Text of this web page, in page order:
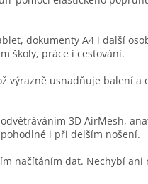
dokumenty A4 i další
školy, práce i cestování.
výrazně usnadňuje balení a
3D AirMesh,
i při delším nošení.
načítáním dat. Nechybí